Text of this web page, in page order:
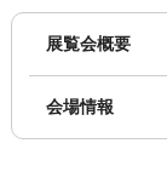
展覧会概要
会場情報